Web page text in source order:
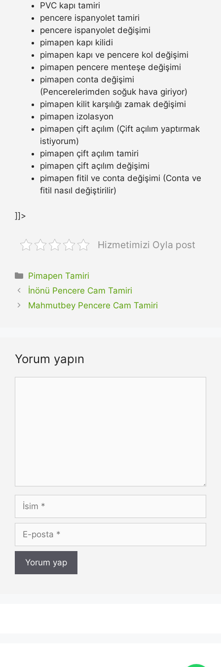
PVC kapı tamiri
pencere ispanyolet tamiri
pencere ispanyolet değişimi
pimapen kapı kilidi
pimapen kapı ve pencere kol değişimi
pimapen pencere menteşe değişimi
pimapen conta değişimi
(Pencerelerimden soğuk hava giriyor)
pimapen kilit karşılığı zamak değişimi
pimapen izolasyon
pimapen çift açılım (Çift açılım yaptırmak
istiyorum)
pimapen çift açılım tamiri
pimapen çift açılım değişimi
pimapen fitil ve conta değişimi (Conta ve
fitil nasıl değiştirilir)
]]>
Hizmetimizi Oyla post
Kategoriler
Pimapen Tamiri
İnönü Pencere Cam Tamiri
Mahmutbey Pencere Cam Tamiri
Yorum yapın
İsim
posta